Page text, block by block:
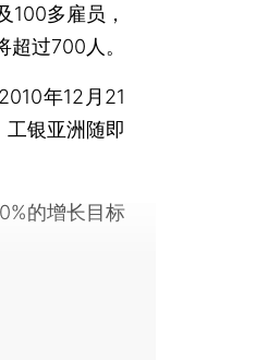
多雇员，
过700人。
年12月21
银亚洲随即
的增长目标